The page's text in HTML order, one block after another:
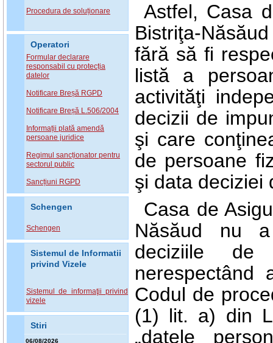
Procedura de soluționare
Operatori
Formular declarare
responsabil cu protecția
datelor
Notificare Breșă RGPD
Notificare Breșă L.506/2004
Informații plată amendă
persoane juridice
Regimul sancționator pentru
sectorul public
Sancțiuni RGPD
Schengen
Schengen
Sistemul de Informatii
privind Vizele
Sistemul de informaţii privind
vizele
Stiri
06/08/2026
Astfel, Casa
Bistriţa-
fără să fi
listă a
activităţi
decizii de
şi care
de persoane
şi data deciziei
Casa de
Năsăud nu a
deciziile de
Codul de
(1) lit. a) din
„datele